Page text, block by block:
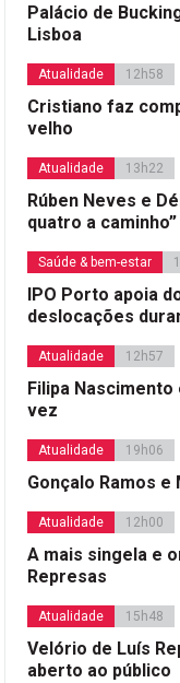
Palácio de
Lisboa
Atualidade 12h58
Cristiano faz
velho
Atualidade 13h22
Rúben Neves e
quatro a caminho”
Saúde & bem-estar
IPO Porto apoia
deslocações
Atualidade 12h57
Filipa Nascimento
vez
Atualidade 19h06
Gonçalo Ramos
Atualidade 12h00
A mais singela e
Represas
Atualidade 15h48
Velório de Luís
aberto ao público